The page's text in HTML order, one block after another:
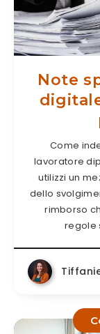
Note
Come
lavoratore
utilizzi un
dello
rimborso
regole